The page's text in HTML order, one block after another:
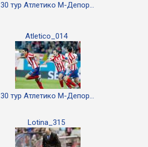
30 тур Атлетико М-Депор...
Atletico_014
30 тур Атлетико М-Депор...
Lotina_315